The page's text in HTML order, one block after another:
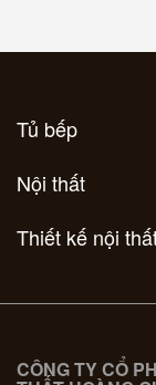
Tủ bếp
Nội thất
Thiết kế nội
CÔNG TY CỔ